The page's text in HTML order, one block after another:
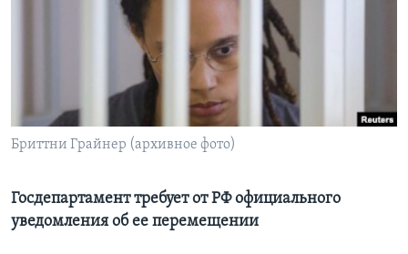
Бриттни Грайнер (архивное фото)
Госдепартамент требует от РФ официального
уведомления об ее перемещении